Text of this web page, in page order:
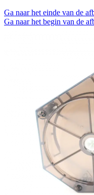
Ga naar het einde van de
Ga naar het begin van de